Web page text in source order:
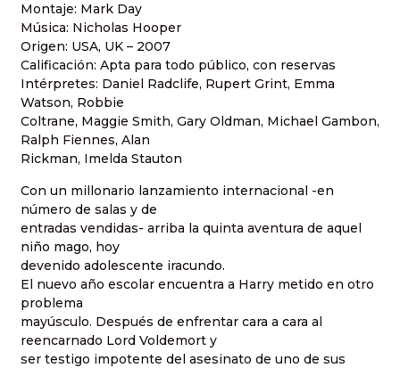
Montaje: Mark Day
Música: Nicholas Hooper
Origen: USA, UK – 2007
Calificación: Apta para todo público, con reservas
Intérpretes: Daniel Radclife, Rupert Grint, Emma
Watson, Robbie
Coltrane, Maggie Smith, Gary Oldman, Michael Gambon,
Ralph Fiennes, Alan
Rickman, Imelda Stauton
Con un millonario lanzamiento internacional -en
número de salas y de
entradas vendidas- arriba la quinta aventura de aquel
niño mago, hoy
devenido adolescente iracundo.
El nuevo año escolar encuentra a Harry metido en otro
problema
mayúsculo. Después de enfrentar cara a cara al
reencarnado Lord Voldemort y
ser testigo impotente del asesinato de uno de sus